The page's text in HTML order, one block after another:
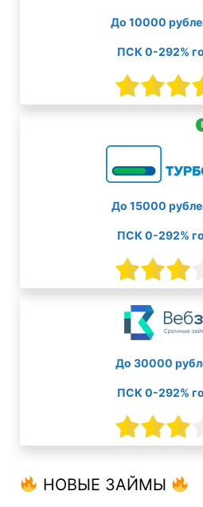
До 10000
ПСК 0-292%
До 15000
ПСК 0-292%
До 30000
ПСК 0-292%
НОВЫЕ ЗАЙМЫ